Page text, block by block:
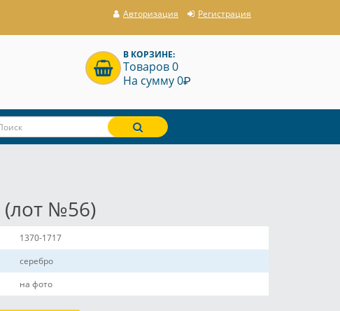
Авторизация Регистрация
В КОРЗИНЕ:
Товаров 0
На сумму 0P
(лот №56)
1370-1717
серебро
на фото